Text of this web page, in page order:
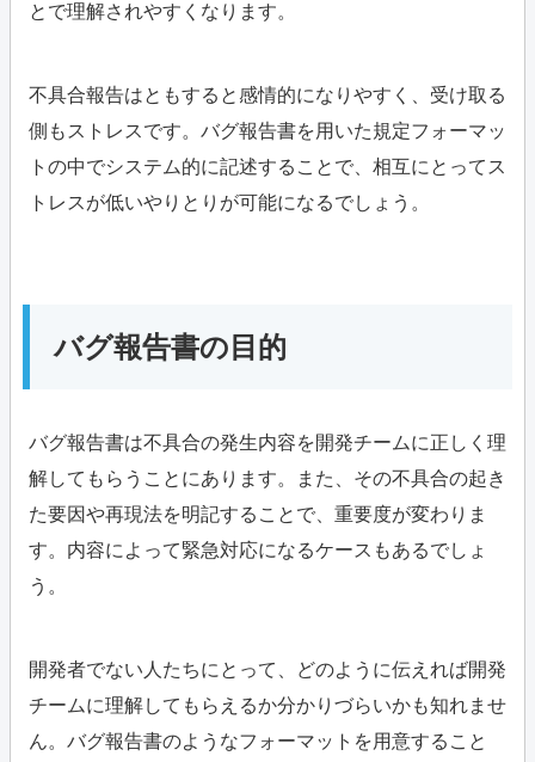
とで理解されやすくなります。
不具合報告はともすると感情的になりやすく、受け取る
側もストレスです。バグ報告書を用いた規定フォーマッ
トの中でシステム的に記述することで、相互にとってス
トレスが低いやりとりが可能になるでしょう。
バグ報告書の目的
バグ報告書は不具合の発生内容を開発チームに正しく理
解してもらうことにあります。また、その不具合の起き
た要因や再現法を明記することで、重要度が変わりま
す。内容によって緊急対応になるケースもあるでしょ
う。
開発者でない人たちにとって、どのように伝えれば開発
チームに理解してもらえるか分かりづらいかも知れませ
ん。バグ報告書のようなフォーマットを用意すること